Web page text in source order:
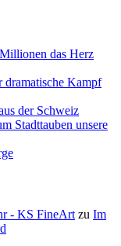
das Herz
dramatische Kampf
der Schweiz
Stadttauben unsere
- KS FineArt zu Im